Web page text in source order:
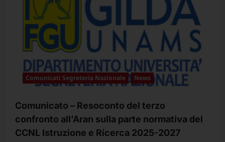
Comunicati Segreteria Nazionale News
Comunicato – Resoconto del terzo
confronto all’Aran sulla parte normativa del
CCNL Istruzione e Ricerca 2025-2027